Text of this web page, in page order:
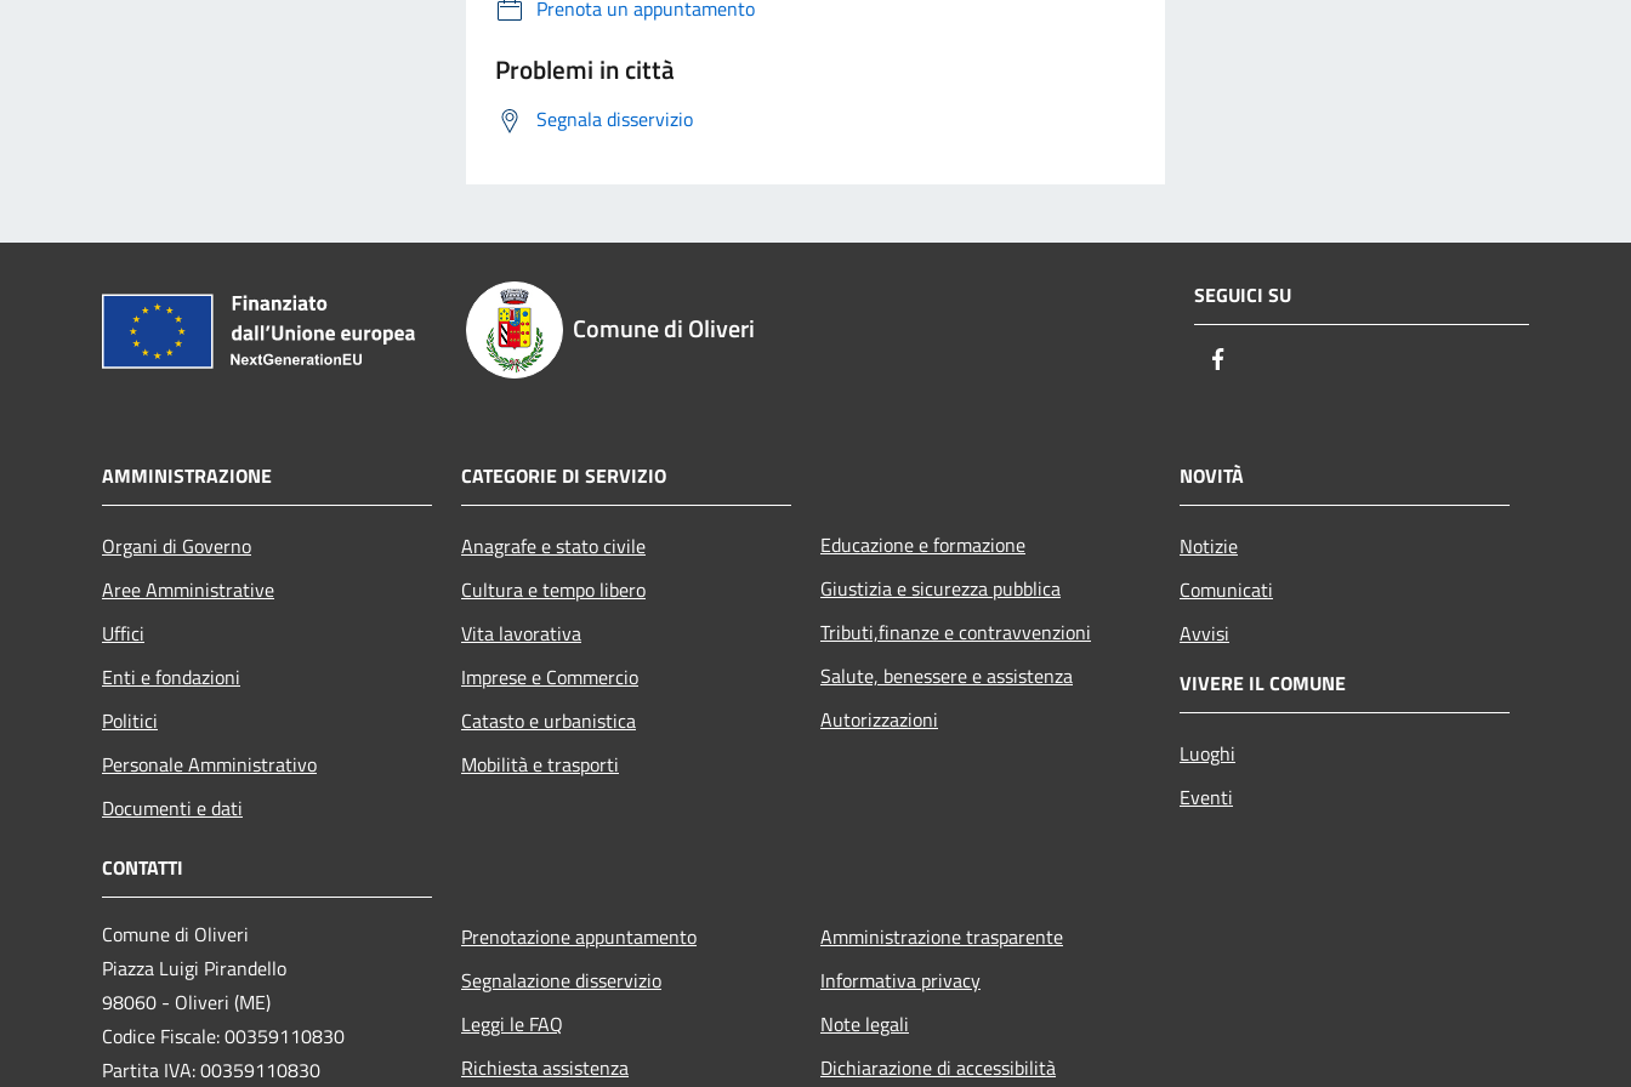
Prenota un appuntamento
Problemi in città
Segnala disservizio
Comune di Oliveri
SEGUICI SU
AMMINISTRAZIONE
Organi di Governo
Aree Amministrative
Uffici
Enti e fondazioni
Politici
Personale Amministrativo
Documenti e dati
CATEGORIE DI SERVIZIO
Anagrafe e stato civile
Cultura e tempo libero
Vita lavorativa
Imprese e Commercio
Catasto e urbanistica
Mobilità e trasporti
Educazione e formazione
Giustizia e sicurezza pubblica
Tributi,finanze e contravvenzioni
Salute, benessere e assistenza
Autorizzazioni
NOVITÀ
Notizie
Comunicati
Avvisi
VIVERE IL COMUNE
Luoghi
Eventi
CONTATTI
Comune di Oliveri
Piazza Luigi Pirandello
98060 - Oliveri (ME)
Codice Fiscale: 00359110830
Partita IVA: 00359110830
Prenotazione appuntamento
Segnalazione disservizio
Leggi le FAQ
Richiesta assistenza
Amministrazione trasparente
Informativa privacy
Note legali
Dichiarazione di accessibilità